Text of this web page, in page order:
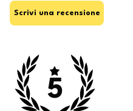
Scrivi una recensione
5